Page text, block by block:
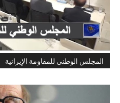
المجلس الوطني للمقاومة الإيرانية